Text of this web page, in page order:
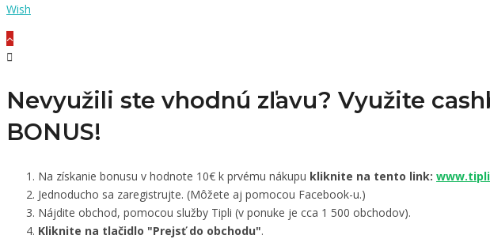
Wish
Nevyužili ste vhodnú zľavu? Využite
BONUS!
Na získanie bonusu v hodnote 10€ k prvému nákupu kliknite na tento link:
Jednoducho sa zaregistrujte. (Môžete aj pomocou Facebook-u.)
Nájdite obchod, pomocou služby Tipli (v ponuke je cca 1 500 obchodov).
Kliknite na tlačidlo "Prejsť do obchodu".